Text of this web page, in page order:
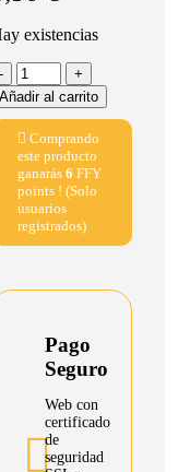
existencias
Añadir al carrito
Comprando
este producto
ganarás6 FFY
points ! (Solo
usuarios
registrados)
Pago
Seguro
Web con
certificado
de
seguridad